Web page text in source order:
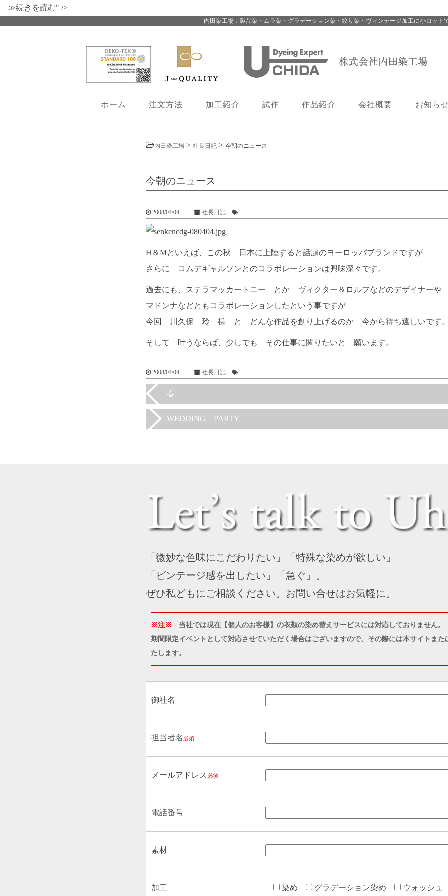
≫続きを読む" />
内田染工場：製品染・ムラ染・グラデーション染・絞り染・ヴィンテージ加工に小ロット
ホーム 注文方法 加工紹介 試作 作品紹介 会社概要 お知ら
内田染工場 > 社長日記 > 今朝のニュース
今朝のニュース
2008/04/04 社長日記
H＆Mといえば、この秋 日本に上陸すると話題のヨーロッパブランドですが
さらに コムデギャルソンとのコラボレーションは興味深々です。
過去にも、ステラマッカートニー とか ヴィクター＆ロルフなどのデザイナーや
マドンナなどともコラボレーションしたという事ですが
今回 川久保 玲 様 と どんな作品を創り上げるのか 今から待ち遠しいです
そして 叶うならば、少しでも その仕事に関りたいと 願います。
2008/04/04 社長日記
春
WEDDING PARTY
「微妙な色味にこだわりたい」「特殊な染めが欲しい」
「ビンテージ感を出したい」「急ぐ」。
ぜひ私どもにご相談ください。お問い合せはお気軽に。
※注※ 当社では現在【個人のお客様】の衣類の染め替えサービスには対応しておりません。
期間限定イベントとして対応させていただく場合はございますので、その際には本サイトまた
たします。
御社名
担当者名 必須
メールアドレス 必須
電話番号
素材
加工 染め グラデーション染め ウォッシュ